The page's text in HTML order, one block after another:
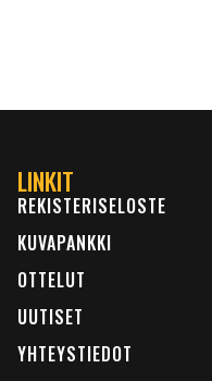
LINKIT
REKISTERISELOSTE
KUVAPANKKI
OTTELUT
UUTISET
YHTEYSTIEDOT